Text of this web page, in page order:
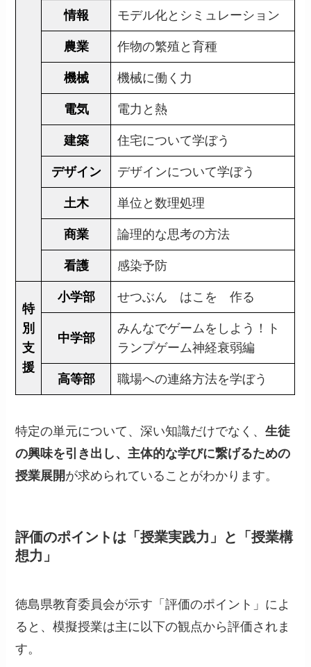
情報 モデル化とシミュレーション
農業 作物の繁殖と育種
機械 機械に働く力
電気 電力と熱
建築 住宅について学ぼう
デザイン デザインについて学ぼう
土木 単位と数理処理
商業 論理的な思考の方法
看護 感染予防
特
別
支
援
小学部 せつぶん はこを 作る
中学部
みんなでゲームをしよう！ト
ランプゲーム神経衰弱編
高等部 職場への連絡方法を学ぼう
特定の単元について、深い知識だけでなく、生徒
の興味を引き出し、主体的な学びに繋げるための
授業展開が求められていることがわかります。
評価のポイントは「授業実践力」と「授業構
想力」
徳島県教育委員会が示す「評価のポイント」によ
ると、模擬授業は主に以下の観点から評価されま
す。